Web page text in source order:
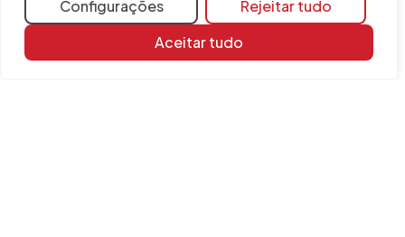
Configurações
Rejeitar tudo
Aceitar tudo